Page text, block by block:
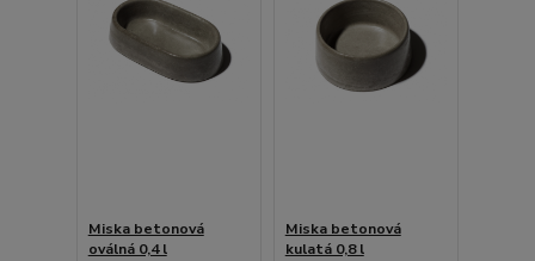
Miska betonová
oválná 0,4 l
Miska betonová
kulatá 0,8 l